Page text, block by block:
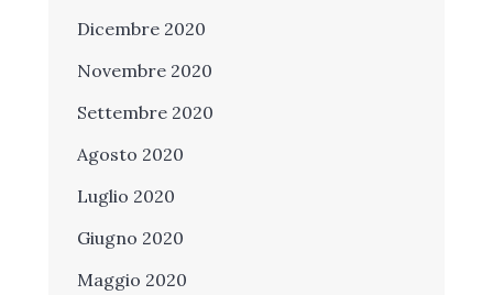
Dicembre 2020
Novembre 2020
Settembre 2020
Agosto 2020
Luglio 2020
Giugno 2020
Maggio 2020